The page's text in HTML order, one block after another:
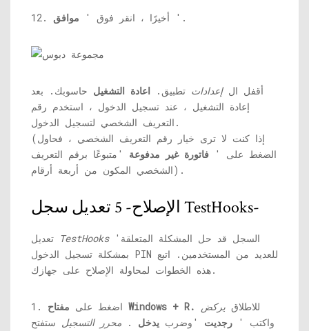
12. أخيرًا ، انقر فوق ' موافق '.
أقفل الإعدادات تطبيق. اعادة التشغيل حاسوبك. بعد
إعادة التشغيل ، عند تسجيل الدخول ، استخدم رقم
التعريف الشخصي لتسجيل الدخول.
(إذا كنت لا ترى خيار رقم التعريف الشخصي ، فحاول
الضغط على ' فاتورة غير مدفوعة 'متبوعًا برقم التعريف
الشخصي المكون من أربعة أرقام).
الإصلاح- 5 تعديل سجل TestHooks-
TestHooks'السجل قد حل المشكلة المتعلقة
بمشكلة تسجيل الدخول PIN للعديد من المستخدمين. اتبع
هذه الخطوات لمحاولة الإصلاح على جهازك.
1. اضغط على مفتاح Windows + R. للاطلاق يركض
واكتب ' رجديت 'وضرب يدخل . محرر التسجيل ستفتح